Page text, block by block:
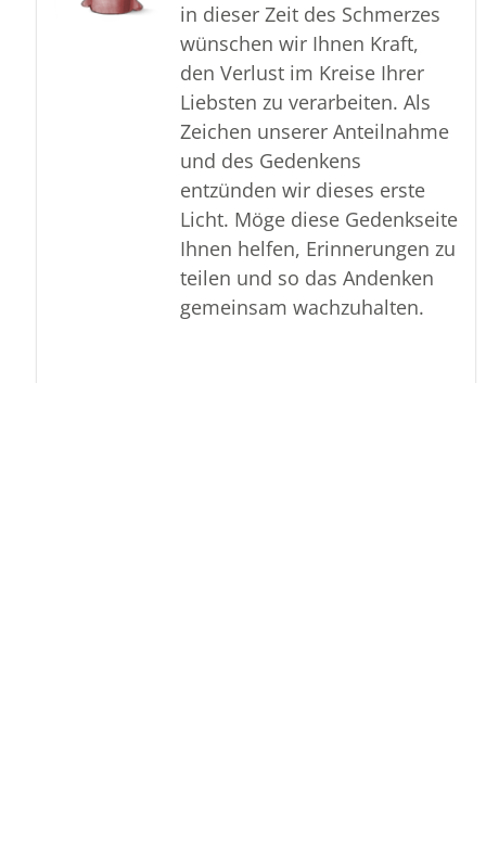
in dieser Zeit des Schmerzes
wünschen wir Ihnen Kraft,
den Verlust im Kreise Ihrer
Liebsten zu verarbeiten. Als
Zeichen unserer Anteilnahme
und des Gedenkens
entzünden wir dieses erste
Licht. Möge diese Gedenkseite
Ihnen helfen, Erinnerungen zu
teilen und so das Andenken
gemeinsam wachzuhalten.